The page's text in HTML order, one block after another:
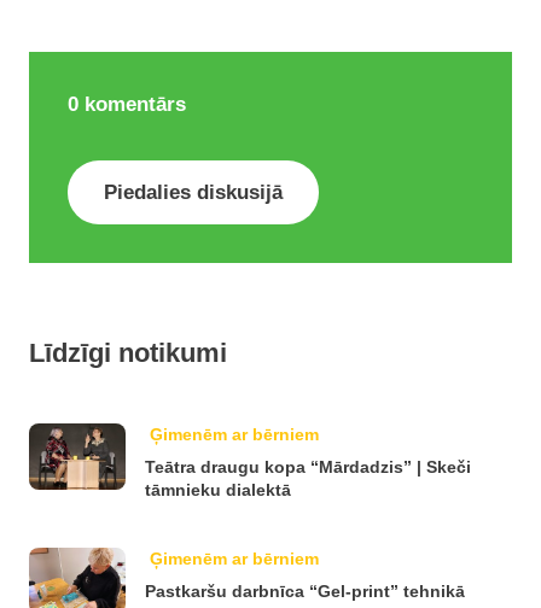
0 komentārs
Piedalies diskusijā
Līdzīgi notikumi
Ģimenēm ar bērniem
Teātra draugu kopa “Mārdadzis” | Skeči
tāmnieku dialektā
Ģimenēm ar bērniem
Pastkaršu darbnīca “Gel-print” tehnikā